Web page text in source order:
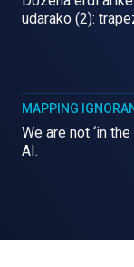
udarako (2):
MAPPING
We are not ‘in
AI.